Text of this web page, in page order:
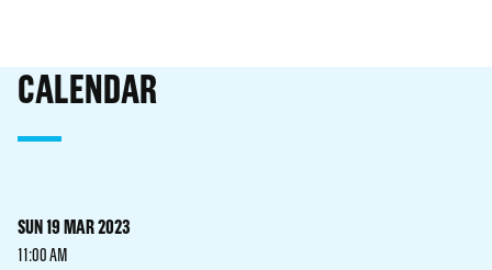
CALENDAR
SUN 19 MAR 2023
11:00 AM